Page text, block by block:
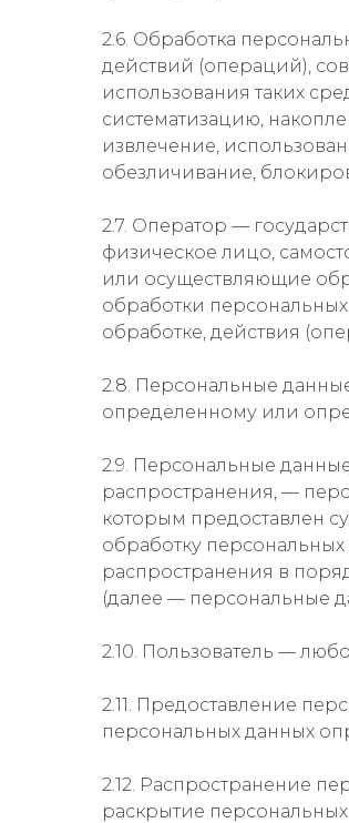
2.6. Обработка
действий (операций),
использования таких
систематизацию,
извлечение,
обезличивание,
2.7. Оператор —
физическое лицо,
или осуществляющие
обработки
обработке, действия
2.8. Персональные
определенному или
2.9. Персональные
распространения, —
которым предоставлен
обработку
распространения в
(далее — персональные
2.10. Пользователь —
2.11. Предоставление
персональных данных
2.12. Распространение
раскрытие